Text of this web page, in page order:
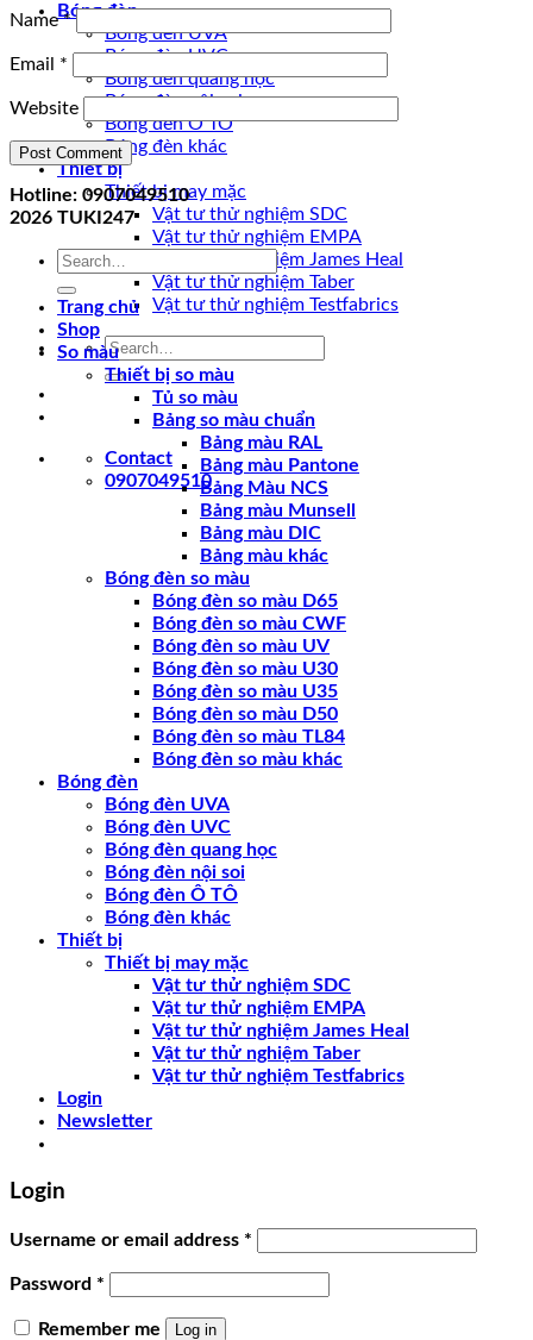
Bóng đèn
Bóng đèn UVA
Bóng đèn UVC
Bóng đèn quang học
Bóng đèn nội soi
Bóng đèn Ô TÔ
Bóng đèn khác
Thiết bị
Thiết bị may mặc
Vật tư thử nghiệm SDC
Vật tư thử nghiệm EMPA
Vật tư thử nghiệm James Heal
Vật tư thử nghiệm Taber
Vật tư thử nghiệm Testfabrics
Search
for:
Contact
0907049510
Name*
Email *
Website
Hotline: 0907049510
2026 TUKI247
Search
Trang chủ
Shop
So màu
Thiết bị so màu
Tủ so màu
Bảng so màu chuẩn
Bảng màu RAL
Bảng màu Pantone
Bảng Màu NCS
Bảng màu Munsell
Bảng màu DIC
Bảng màu khác
Bóng đèn so màu
Bóng đèn so màu D65
Bóng đèn so màu CWF
Bóng đèn so màu UV
Bóng đèn so màu U30
Bóng đèn so màu U35
Bóng đèn so màu D50
Bóng đèn so màu TL84
Bóng đèn so màu khác
Bóng đèn
Bóng đèn UVA
Bóng đèn UVC
Bóng đèn quang học
Bóng đèn nội soi
Bóng đèn Ô TÔ
Bóng đèn khác
Thiết bị
Thiết bị may mặc
Vật tư thử nghiệm SDC
Vật tư thử nghiệm EMPA
Vật tư thử nghiệm James Heal
Vật tư thử nghiệm Taber
Vật tư thử nghiệm Testfabrics
Login
Newsletter
Login
Username or email address *
Password *
Remember me Log in